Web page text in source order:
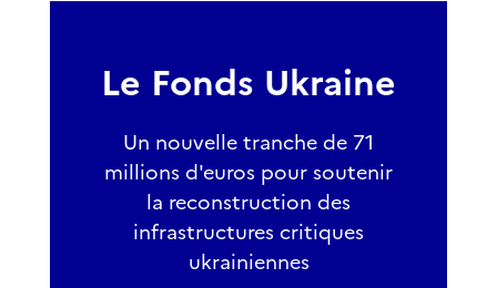
Le Fonds Ukraine
Un nouvelle tranche de 71
millions d'euros pour soutenir
la reconstruction des
infrastructures critiques
ukrainiennes